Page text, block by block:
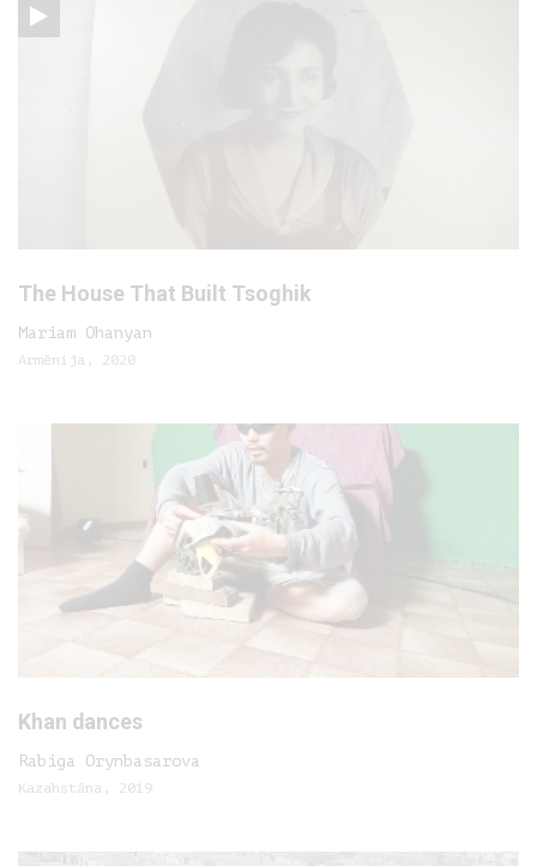
The House That Built Tsoghik
Mariam Ohanyan
Armēnija, 2020
Khan dances
Rabiga Orynbasarova
Kazahstāna, 2019